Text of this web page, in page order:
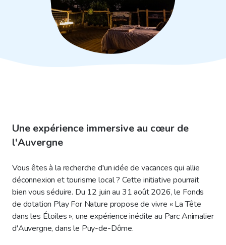
Une expérience immersive au cœur de
l'Auvergne
Vous êtes à la recherche d'un idée de vacances qui allie
déconnexion et tourisme local ? Cette initiative pourrait
bien vous séduire. Du 12 juin au 31 août 2026, le Fonds
de dotation Play For Nature propose de vivre « La Tête
dans les Étoiles », une expérience inédite au Parc Animalier
d'Auvergne, dans le Puy-de-Dôme.